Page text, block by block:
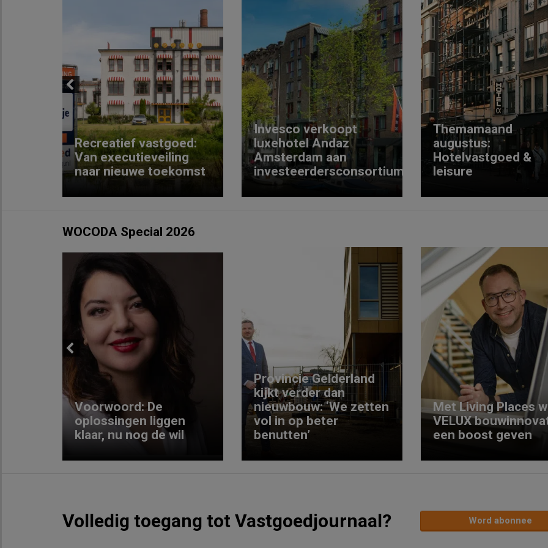
Previous
Recreatief vastgoed:
Van executieveiling
naar nieuwe toekomst
Invesco verkoopt
luxehotel Andaz
Amsterdam aan
investeerdersconsortium
Themamaand
augustus:
Hotelvastgoed &
leisure
WOCODA Special 2026
Previous
Voorwoord: De
oplossingen liggen
klaar, nu nog de wil
Provincie Gelderland
kijkt verder dan
nieuwbouw: ‘We zetten
vol in op beter
benutten’
Met Living Places
VELUX
een boost geven
Volledig toegang tot Vastgoedjournaal? Word abonnee